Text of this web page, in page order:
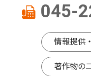
045-
情報提供
著作物の